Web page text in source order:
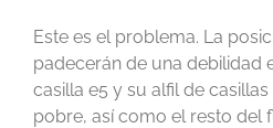
Este es el problema. La
padecerán de una debilidad
casilla e5 y su alfil de
pobre, así como el resto del